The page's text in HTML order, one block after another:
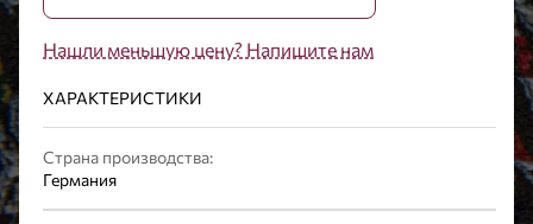
Нашли меньшую цену? Напишите нам
ХАРАКТЕРИСТИКИ
Страна производства:
Германия